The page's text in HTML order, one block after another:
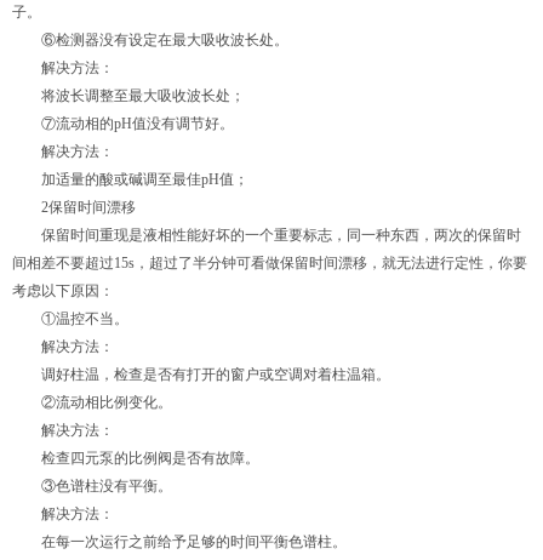
子。
⑥检测器没有设定在最大吸收波长处。
解决方法：
将波长调整至最大吸收波长处；
⑦流动相的pH值没有调节好。
解决方法：
加适量的酸或碱调至最佳pH值；
2保留时间漂移
保留时间重现是液相性能好坏的一个重要标志，同一种东西，两次的保留时
间相差不要超过15s，超过了半分钟可看做保留时间漂移，就无法进行定性，你要
考虑以下原因：
①温控不当。
解决方法：
调好柱温，检查是否有打开的窗户或空调对着柱温箱。
②流动相比例变化。
解决方法：
检查四元泵的比例阀是否有故障。
③色谱柱没有平衡。
解决方法：
在每一次运行之前给予足够的时间平衡色谱柱。